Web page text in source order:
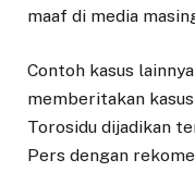
maaf di media
Contoh kasus
memberitakan
Torosidu dijadikan
Pers dengan